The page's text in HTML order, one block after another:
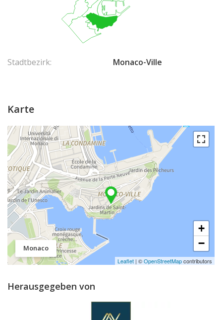
Stadtbezirk: Monaco-Ville
Karte
Monaco
+
−
Leaflet | ©OpenStreetMapcontributors
Herausgegeben von